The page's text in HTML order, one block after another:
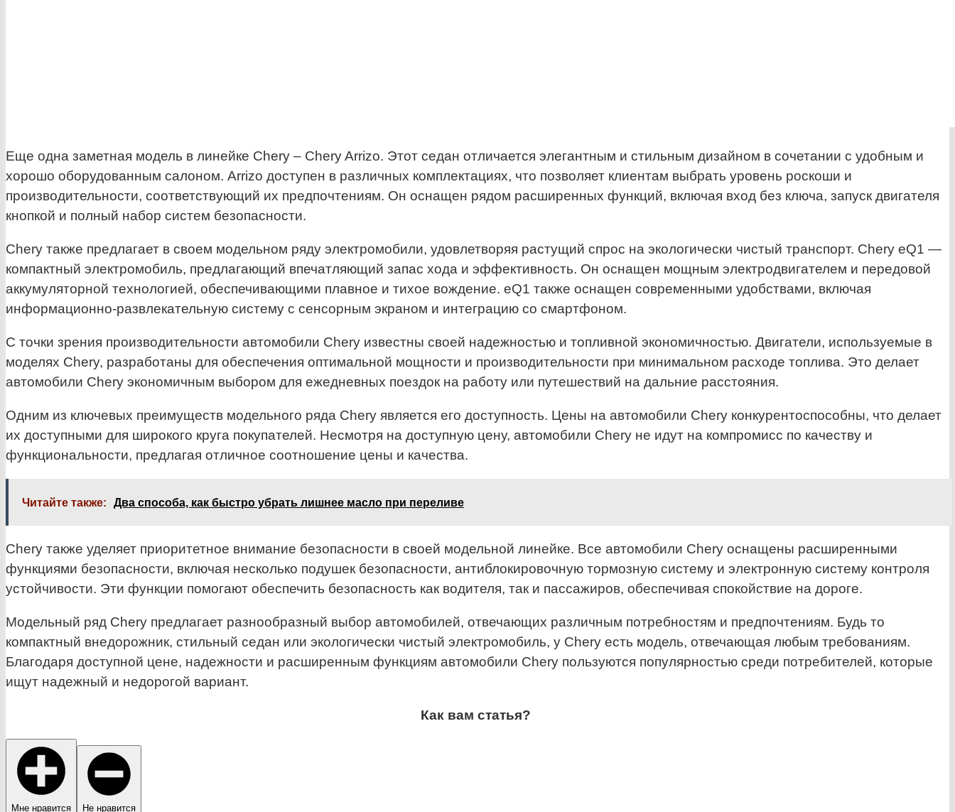
Еще одна заметная модель в линейке Chery – Chery Arrizo. Этот седан отличается элегантным и стильным дизайном в сочетании с удобным и
хорошо оборудованным салоном. Arrizo доступен в различных комплектациях, что позволяет клиентам выбрать уровень роскоши и
производительности, соответствующий их предпочтениям. Он оснащен рядом расширенных функций, включая вход без ключа, запуск двигателя
кнопкой и полный набор систем безопасности.
Chery также предлагает в своем модельном ряду электромобили, удовлетворяя растущий спрос на экологически чистый транспорт. Chery eQ1 —
компактный электромобиль, предлагающий впечатляющий запас хода и эффективность. Он оснащен мощным электродвигателем и передовой
аккумуляторной технологией, обеспечивающими плавное и тихое вождение. eQ1 также оснащен современными удобствами, включая
информационно-развлекательную систему с сенсорным экраном и интеграцию со смартфоном.
С точки зрения производительности автомобили Chery известны своей надежностью и топливной экономичностью. Двигатели, используемые в
моделях Chery, разработаны для обеспечения оптимальной мощности и производительности при минимальном расходе топлива. Это делает
автомобили Chery экономичным выбором для ежедневных поездок на работу или путешествий на дальние расстояния.
Одним из ключевых преимуществ модельного ряда Chery является его доступность. Цены на автомобили Chery конкурентоспособны, что делает
их доступными для широкого круга покупателей. Несмотря на доступную цену, автомобили Chery не идут на компромисс по качеству и
функциональности, предлагая отличное соотношение цены и качества.
Читайте также: Два способа, как быстро убрать лишнее масло при переливе
Chery также уделяет приоритетное внимание безопасности в своей модельной линейке. Все автомобили Chery оснащены расширенными
функциями безопасности, включая несколько подушек безопасности, антиблокировочную тормозную систему и электронную систему контроля
устойчивости. Эти функции помогают обеспечить безопасность как водителя, так и пассажиров, обеспечивая спокойствие на дороге.
Модельный ряд Chery предлагает разнообразный выбор автомобилей, отвечающих различным потребностям и предпочтениям. Будь то
компактный внедорожник, стильный седан или экологически чистый электромобиль, у Chery есть модель, отвечающая любым требованиям.
Благодаря доступной цене, надежности и расширенным функциям автомобили Chery пользуются популярностью среди потребителей, которые
ищут надежный и недорогой вариант.
Как вам статья?
Мне нравится Не нравится